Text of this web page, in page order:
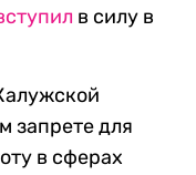
в силу в
запрете для
в сферах